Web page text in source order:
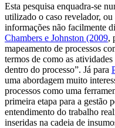
Esta pesquisa enquadra-se
utilizado o caso revelador, ou
informações não facilmente
Chambers e Johnston (2009,
mapeamento de processos
termos de como as
dentro do processo”. Já para
uma abordagem muito
processos como uma
primeira etapa para a gestão
entendimento do trabalho
inseridas na cadeia de